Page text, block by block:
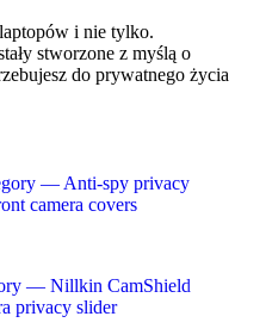
i nie tylko.
stworzone z myślą o
do prywatnego życia